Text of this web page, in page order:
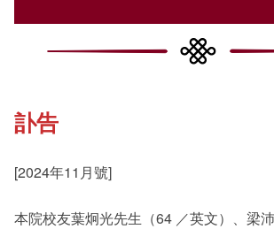
《新亞簡訊》
《新亞書院概覽》
Cultural Topics
Student Development
訃告
[2024年11月號]
本院校友葉炯光先生（64 ／英文）、梁